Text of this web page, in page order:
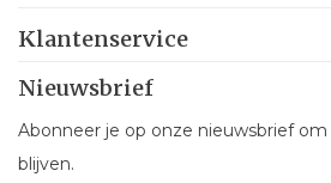
Klantenservice
Nieuwsbrief
Abonneer je op onze nieuwsbrief
blijven.